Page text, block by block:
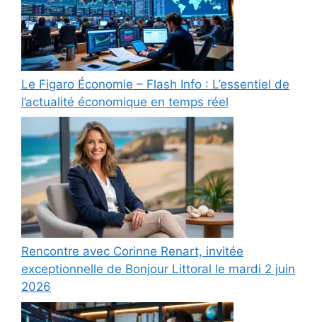
Le Figaro Économie – Flash Info : L’essentiel de
l’actualité économique en temps réel
Rencontre avec Corinne Renart, invitée
exceptionnelle de Bonjour Littoral le mardi 2 juin
2026